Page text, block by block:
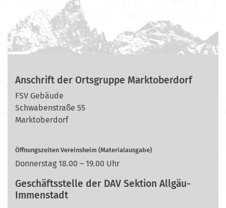
Anschrift der Ortsgruppe Marktoberdorf
FSV Gebäude
Schwabenstraße 55
Marktoberdorf
Öffnungszeiten Vereinsheim (Materialausgabe)
Donnerstag 18.00 – 19.00 Uhr
Geschäftsstelle der DAV Sektion Allgäu-
Immenstadt